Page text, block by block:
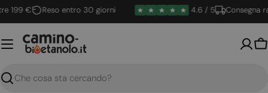
Vai
al
contenuto
€ Reso entro 30 giorni 4.6 / 5 Consegna rapida
Ricerca